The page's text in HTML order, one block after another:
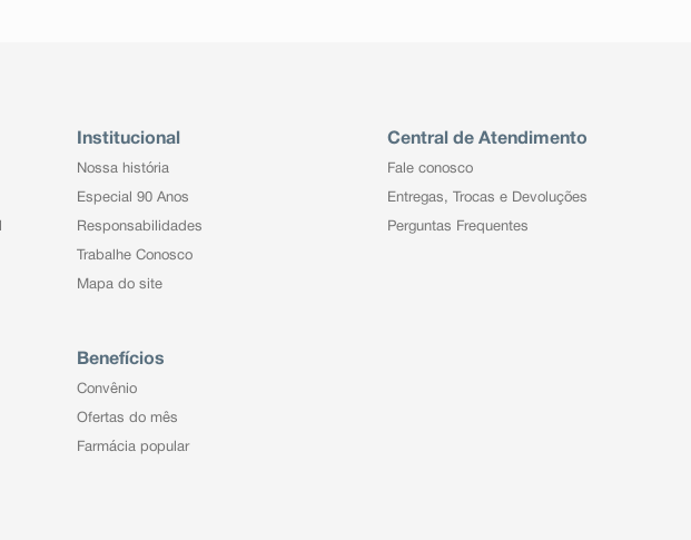
Institucional
Nossa história
Especial 90 Anos
Responsabilidades
Trabalhe Conosco
Mapa do site
Benefícios
Convênio
Ofertas do mês
Farmácia popular
Central de Atendimento
Fale conosco
Entregas, Trocas e Devoluções
Perguntas Frequentes